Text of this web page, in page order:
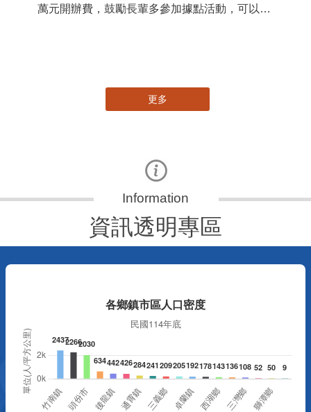
萬元開辦費，鼓勵長輩多參加據點活動，可以更
更多
資訊透明專區